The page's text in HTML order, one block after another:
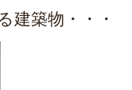
建築物・・・